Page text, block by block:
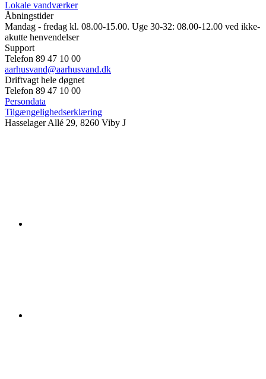
Lokale vandværker
Åbningstider
Mandag - fredag kl. 08.00-15.00. Uge 30-32: 08.00-12.00 ved ikke-
akutte henvendelser
Support
Telefon 89 47 10 00
aarhusvand@aarhusvand.dk
Driftvagt hele døgnet
Telefon 89 47 10 00
Persondata
Tilgængelighedserklæring
Hasselager Allé 29, 8260 Viby J